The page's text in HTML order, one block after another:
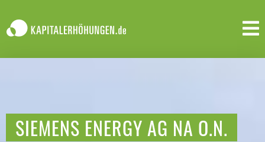
SIEMENS ENERGY AG NA O.N.